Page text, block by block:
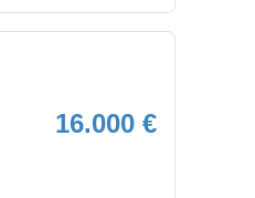
16.000 €